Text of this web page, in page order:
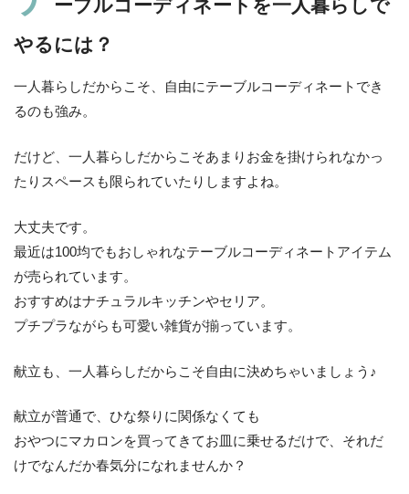
ーブルコーディネートを一人暮らしで
やるには？
一人暮らしだからこそ、自由にテーブルコーディネートでき
るのも強み。
だけど、一人暮らしだからこそあまりお金を掛けられなかっ
たりスペースも限られていたりしますよね。
大丈夫です。
最近は100均でもおしゃれなテーブルコーディネートアイテム
が売られています。
おすすめはナチュラルキッチンやセリア。
プチプラながらも可愛い雑貨が揃っています。
献立も、一人暮らしだからこそ自由に決めちゃいましょう♪
献立が普通で、ひな祭りに関係なくても
おやつにマカロンを買ってきてお皿に乗せるだけで、それだ
けでなんだか春気分になれませんか？